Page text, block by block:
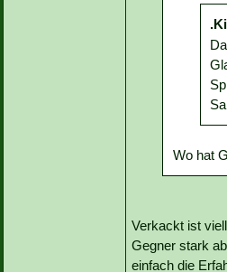
Wo hat
Verkackt ist
Gegner stark
einfach die